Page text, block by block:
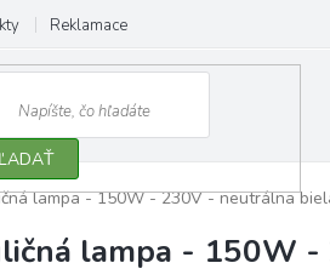
Reklamace
lampa - 150W - 230V - neutrálna
lampa - 150W